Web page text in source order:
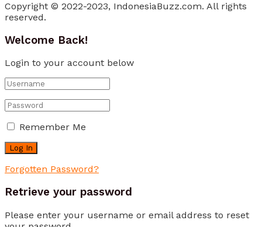
Copyright © 2022-2023, IndonesiaBuzz.com. All rights
reserved.
Welcome Back!
Login to your account below
Remember Me
Forgotten Password?
Retrieve your password
Please enter your username or email address to reset